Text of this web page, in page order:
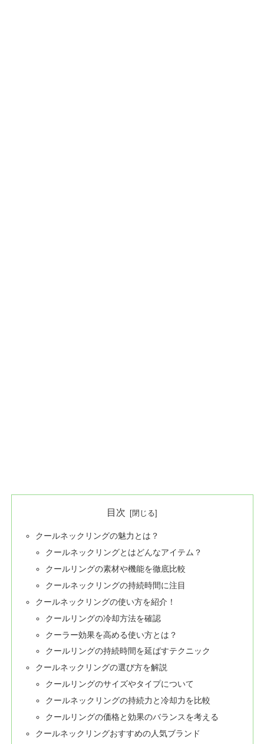
目次
クールネックリングの魅力とは？
クールネックリングとはどんなアイテム？
クールリングの素材や機能を徹底比較
クールネックリングの持続時間に注目
クールネックリングの使い方を紹介！
クールリングの冷却方法を確認
クーラー効果を高める使い方とは？
クールリングの持続時間を延ばすテクニック
クールネックリングの選び方を解説
クールリングのサイズやタイプについて
クールネックリングの持続力と冷却力を比較
クールリングの価格と効果のバランスを考える
クールネックリングおすすめの人気ブランド